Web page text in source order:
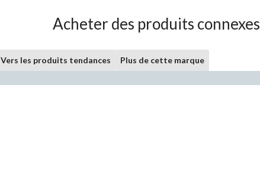
Acheter des produits connexes
Vers les produits tendances Plus de cette marque